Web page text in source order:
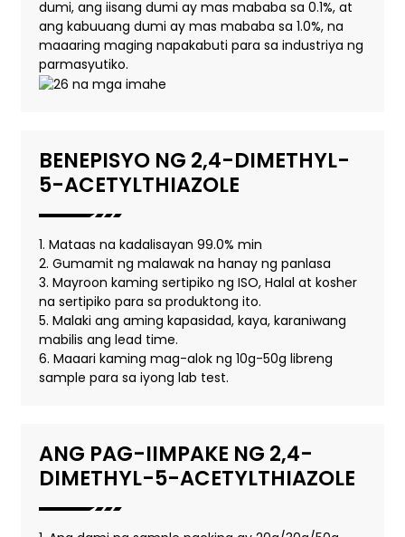
dumi, ang iisang dumi ay mas mababa sa 0.1%, at
ang kabuuang dumi ay mas mababa sa 1.0%, na
maaaring maging napakabuti para sa industriya ng
parmasyutiko.
BENEPISYO NG 2,4-DIMETHYL-
5-ACETYLTHIAZOLE
1. Mataas na kadalisayan 99.0% min
2. Gumamit ng malawak na hanay ng panlasa
3. Mayroon kaming sertipiko ng ISO, Halal at kosher
na sertipiko para sa produktong ito.
5. Malaki ang aming kapasidad, kaya, karaniwang
mabilis ang lead time.
6. Maaari kaming mag-alok ng 10g-50g libreng
sample para sa iyong lab test.
ANG PAG-IIMPAKE NG 2,4-
DIMETHYL-5-ACETYLTHIAZOLE